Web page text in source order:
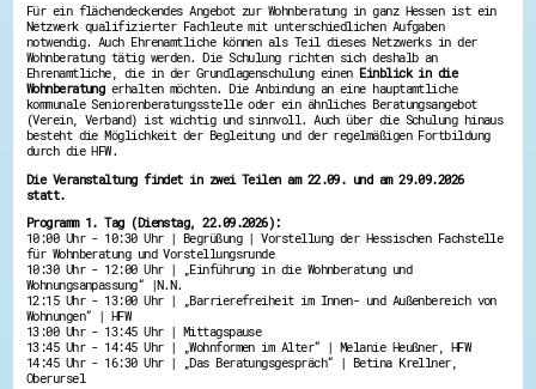
Mach dich schlau
GEMA-Pakt
Di@-Lotsen in Hessen
Energiepreiskrise und Ehrenamt
Flüchtlingshilfe + Integration
Generationsübergreifend aktiv
Qualifizierung & Fortbildung
Vereine, Spenden, Steuern - Gut zu Wissen
Versicherungsschutz
Wissenswertes rund um dein Ehrenamt
Zahlen, Daten, Fakten aus Hessen
Service
Suche
Downloads
Für ein flächendeckendes Angebot zur Wohnberatung in ganz Hessen ist ein
Netzwerk qualifizierter Fachleute mit unterschiedlichen Aufgaben
notwendig. Auch Ehrenamtliche können als Teil dieses Netzwerks in der
Wohnberatung tätig werden. Die Schulung richten sich deshalb an
Ehrenamtliche, die in der Grundlagenschulung einen Einblick in die
Wohnberatungerhalten möchten. Die Anbindung an eine hauptamtliche
kommunale Seniorenberatungsstelle oder ein ähnliches Beratungsangebot
(Verein, Verband) ist wichtig und sinnvoll. Auch über die Schulung hinaus
besteht die Möglichkeit der Begleitung und der regelmäßigen Fortbildung
durch die HFW.
Die Veranstaltung findet in zwei Teilen am 22.09. und am 29.09.2026
statt.
Programm 1. Tag (Dienstag, 22.09.2026):
10:00 Uhr - 10:30 Uhr | Begrüßung | Vorstellung der Hessischen Fachstelle
für Wohnberatung und Vorstellungsrunde
10:30 Uhr - 12:00 Uhr | „Einführung in die Wohnberatung und
Wohnungsanpassung“ |N.N.
12:15 Uhr - 13:00 Uhr | „Barrierefreiheit im Innen- und Außenbereich von
Wohnungen“ | HFW
13:00 Uhr - 13:45 Uhr | Mittagspause
13:45 Uhr - 14:45 Uhr | „Wohnformen im Alter“ | Melanie Heußner, HFW
14:45 Uhr - 16:30 Uhr | „Das Beratungsgespräch“ | Betina Krellner,
Oberursel